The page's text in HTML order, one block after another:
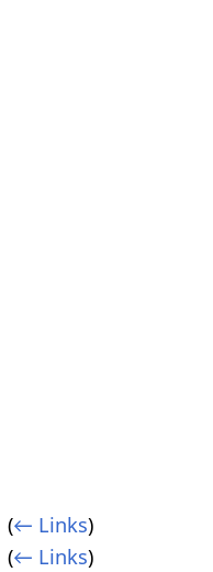
(← Links)
(← Links)